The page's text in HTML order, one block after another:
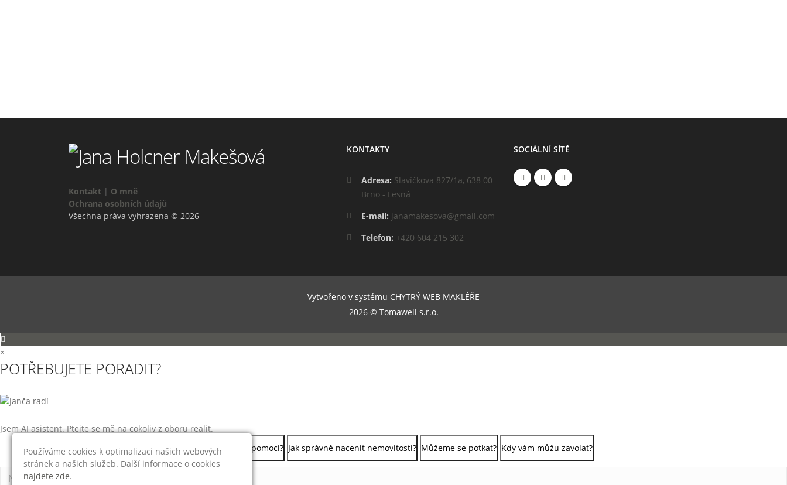
Kontakt | O mně
Ochrana osobních údajů
Všechna práva vyhrazena © 2026
KONTAKTY
Adresa: Slavíčkova 827/1a, 638 00
Brno - Lesná
E-mail: janamakesova@gmail.com
Telefon: +420 604 215 302
SOCIÁLNÍ SÍTĚ
Vytvořeno v systému CHYTRÝ WEB MAKLÉŘE
2026 © Tomawell s.r.o.
Používáme cookies k optimalizaci našich webových
stránek a našich služeb. Další informace o cookies
najdete zde.
×
POTŘEBUJETE PORADIT?
Jsem AI asistent. Ptejte se mě na cokoliv z oboru realit.
Jak vám můžu pomoci? Jak správně nacenit nemovitosti? Můžeme se potkat? Kdy vám můžu zavolat?